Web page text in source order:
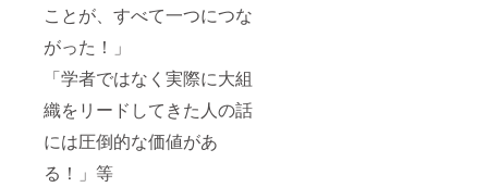
ことが、すべて一つにつな
がった！」
「学者ではなく実際に大組
織をリードしてきた人の話
には圧倒的な価値があ
る！」等